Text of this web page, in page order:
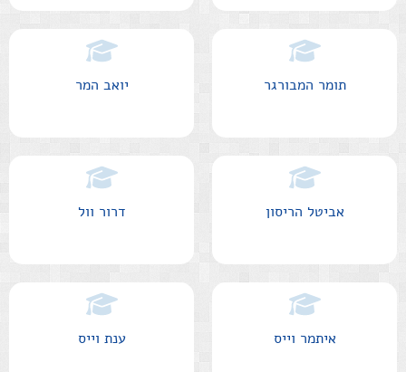
תומר המבורגר יואב המר
אביטל הריסון דרור וול
איתמר וייס ענת וייס